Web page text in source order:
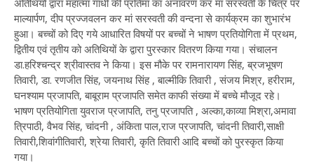
अतिथियों द्वारा महात्मा गांधी की प्रतिमा का अनावरण कर मां सरस्वती के चित्र पर
माल्यार्पण, दीप प्रज्जवलन कर मां सरस्वती की वन्दना से कार्यक्रम का शुभारंभ
हुआ। बच्चों को दिए गये आधारित विषयों पर बच्चों ने भाषण प्रतियोगिता में प्रथम,
द्वितीय एवं तृतीय को अतिथियों के द्वारा पुरस्कार वितरण किया गया। संचालन
डा.हरिश्चन्द्र श्रीवास्तव ने किया। इस मौके पर रामनारायण सिंह, ब्रजभूषण
तिवारी, डा. रणजीत सिंह, जयनाथ सिंह , बाल्मीकि तिवारी , संजय मिश्र, हरीराम,
घनश्याम प्रजापति, बाबूराम प्रजापति समेत काफी संख्या में बच्चे मौजूद रहे।
भाषण प्रतियोगिता युवराज प्रजापति, तनु प्रजापति , अल्का,काव्या मिश्रा,अमावा
त्रिपाठी, वैभव सिंह, चांदनी , अंकिता पाल,राज प्रजापति, चांदनी तिवारी,साक्षी
तिवारी,शिवांगीतिवारी, श्रेया तिवारी, कृति तिवारी आदि बच्चों को पुरस्कृत किया
गया।